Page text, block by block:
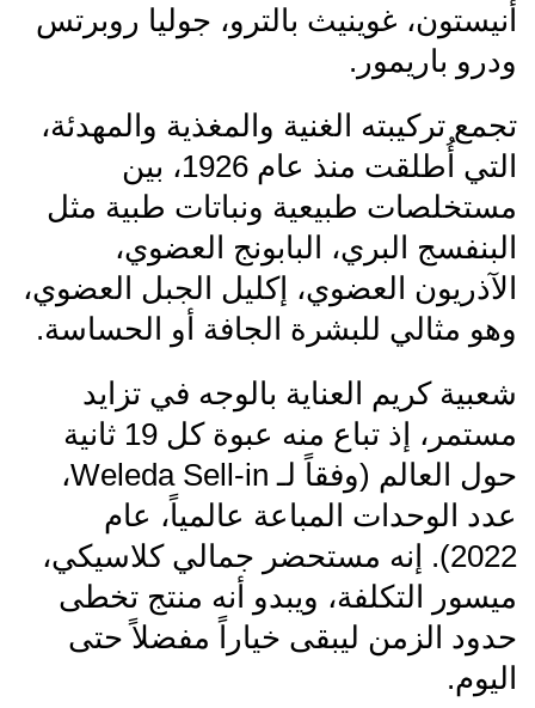
أنيستون، غوينيث بالترو، جوليا روبرتس
ودرو باريمور.
تجمع تركيبته الغنية والمغذية والمهدئة،
التي أُطلقت منذ عام 1926، بين
مستخلصات طبيعية ونباتات طبية مثل
البنفسج البري، البابونج العضوي،
الآذريون العضوي، إكليل الجبل العضوي،
وهو مثالي للبشرة الجافة أو الحساسة.
شعبية كريم العناية بالوجه في تزايد
مستمر، إذ تباع منه عبوة كل 19 ثانية
حول العالم (وفقاً لـ Weleda Sell-in،
عدد الوحدات المباعة عالمياً، عام
2022). إنه مستحضر جمالي كلاسيكي،
ميسور التكلفة، ويبدو أنه منتج تخطى
حدود الزمن ليبقى خياراً مفضلاً حتى
اليوم.